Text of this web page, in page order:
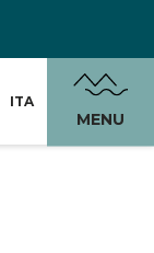
ITA
MENU